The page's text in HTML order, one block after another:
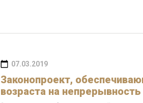
07.03.2019
Законопроект,
возраста на